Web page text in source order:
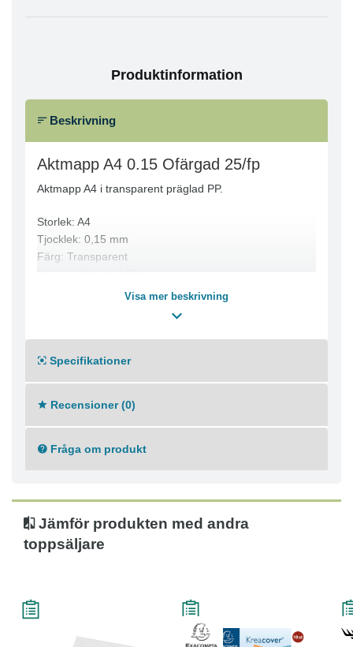
Produktinformation
Beskrivning
Aktmapp A4 0.15 Ofärgad 25/fp
Aktmapp A4 i transparent präglad PP.
Storlek: A4
Tjocklek: 0,15 mm
Färg: Transparent
Visa mer beskrivning
Specifikationer
Recensioner (0)
Fråga om produkt
Jämför produkten med andra
toppsäljare